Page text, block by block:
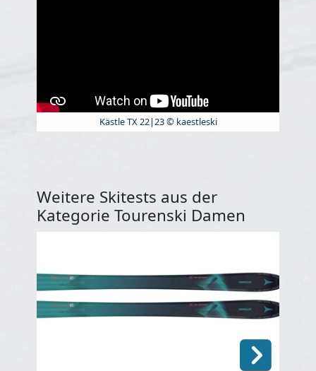
Kästle TX 22|23 © kaestleski
Weitere Skitests aus der
Kategorie Tourenski Damen